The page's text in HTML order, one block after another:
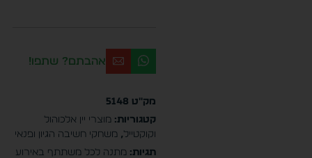
אהבתם? שתפו!
מק"ט 5148
קטגוריות: מוצרי יין אלכוהול
וקוקטייל, משחקי חשיבה הגיון ופנאי
תגיות: מתנה לכל משתתף באירוע